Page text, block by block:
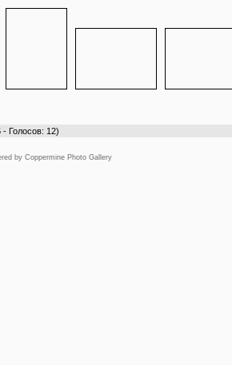
- Голосов: 12)
by Coppermine Photo Gallery